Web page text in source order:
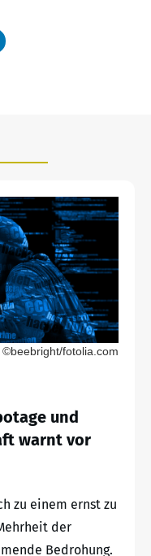
©beebright/fotolia.com
und
warnt vor
zu einem ernst zu
der
Bedrohung.